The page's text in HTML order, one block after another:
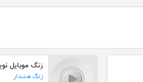
زنگ موبایل
زنگ هشدار